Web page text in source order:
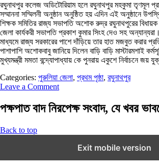
রঘুনাথপুর কলেজ অডিটোরিয়াম হলে রঘুনাথপুর মহকুমা তৃণমূল
সম্মাননা সম্মিলনী অনুষ্ঠান অনুষ্ঠিত হয় এদিন এই অনুষ্ঠানে
শিক্ষক সমিতির রাজ্য সভাপতি অশোক রুদ্র রঘুনাথপুরের বিধায়ক
জেলা কার্যকরী সভাপতি প্রকাশ কুমার সিংহ দেও সহ
মাধ্যমে রাজ্য সরকারের পাশে দাঁড়িয়ে তার হাত মজবুত করার
পাশাপাশি অশোকবাবু জানিয়ে দিলেন বাড়ি বাড়ি মাস্টারমশাই
মুখ্যমন্ত্রী মমতা বন্দ্যোপাধ্যায় কে পুনরায় একুশে নির্বাচনে জয়
Categories: পুরুলিয়া জেলা, প্রথম পৃষ্ঠা, রঘুনাথপুর
Leave a Comment
পক্ষপাত বাদ নিরপেক্ষ সংবাদ, যে খবর
Back to top
Exit mobile version